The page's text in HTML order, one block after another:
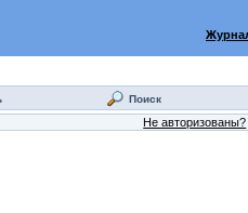
Поиск
Не авторизованы?